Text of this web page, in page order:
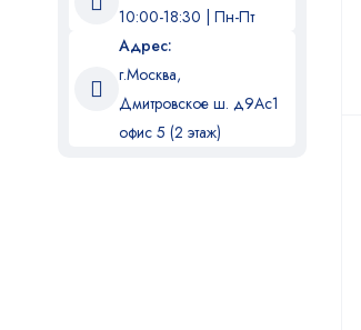
10:00-18:30 | Пн-Пт
Адрес:
г.Москва,
Дмитровское ш. д9Ас1
офис 5 (2 этаж)